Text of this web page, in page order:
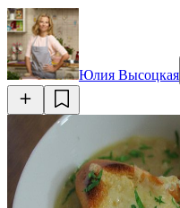
Юлия Высоцкая